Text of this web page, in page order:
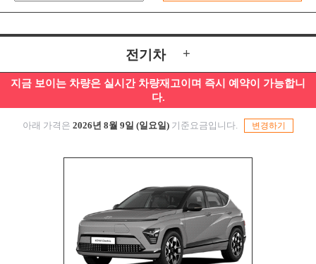
+
지금 보이는 차량은 실시간 차량재고이며 즉시 예약이 가능합니
다.
아래 가격은 2026년 8월 9일 (일요일) 기준요금입니다. 변경하기